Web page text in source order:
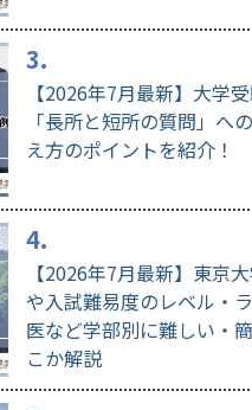
【2026年7月最新】大学
「長所と短所の質問」へ
え方のポイントを紹介！
【2026年7月最新】東京
や入試難易度のレベル・
医など学部別に難しい・
こか解説